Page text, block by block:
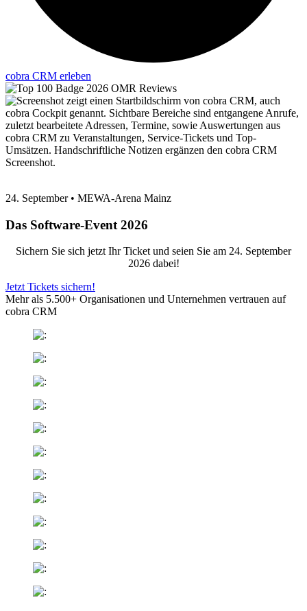
cobra CRM erleben
24. September • MEWA-Arena Mainz
Das Software-Event 2026
Sichern Sie sich jetzt Ihr Ticket und seien Sie am 24. September
2026 dabei!
Jetzt Tickets sichern!
Mehr als 5.500+ Organisationen und Unternehmen vertrauen auf
cobra CRM